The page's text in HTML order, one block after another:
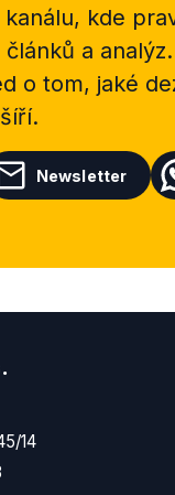
kde
článků a
o tom, jaké
Newsletter
14